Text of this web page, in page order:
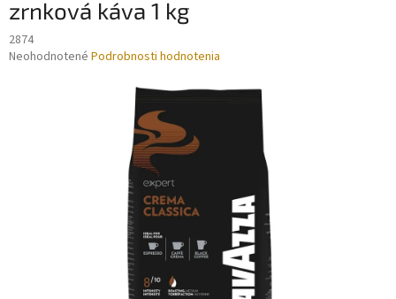
zrnková káva 1 kg
2874
Priemerné
Neohodnotené Podrobnosti hodnotenia